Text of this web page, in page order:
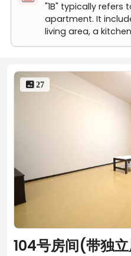
"1B" typically
apartment. It
living area, a
 27
104号房间(带独